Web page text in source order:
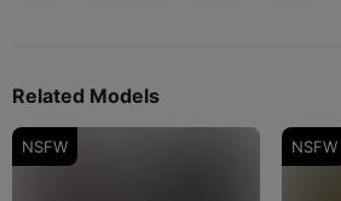
Related Models
NSFW NSFW